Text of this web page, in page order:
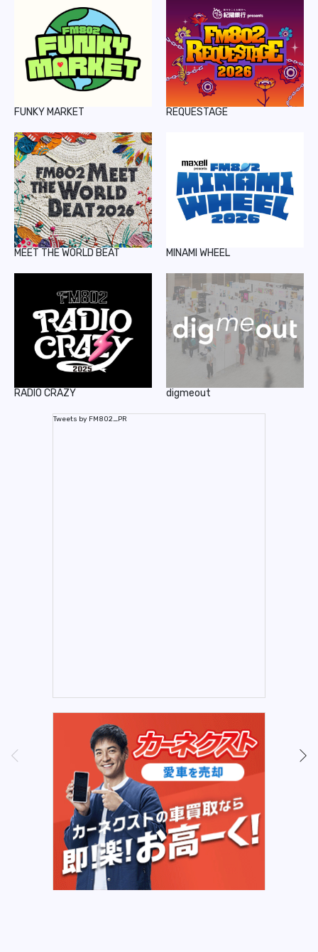
FUNKY MARKET REQUESTAGE
MEET THE WORLD BEAT MINAMI WHEEL
RADIO CRAZY digmeout
Tweets by FM802_PR